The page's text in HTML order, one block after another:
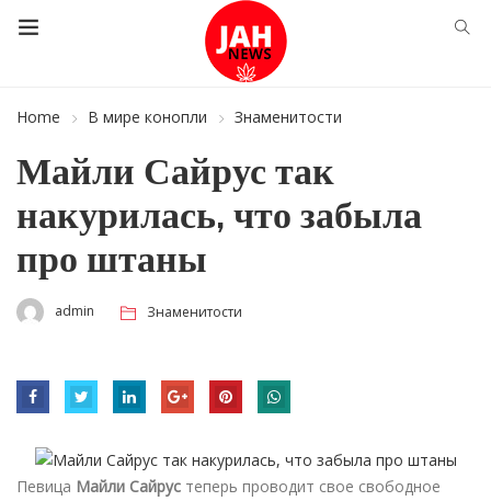
Home В мире конопли Знаменитости
Майли Сайрус так
накурилась, что забыла
про штаны
admin Знаменитости
Певица Майли Сайрус теперь проводит свое свободное